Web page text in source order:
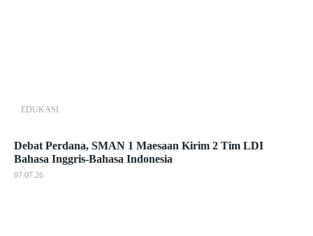
EDUKASI
Debat Perdana, SMAN 1 Maesaan Kirim 2 Tim LDI
Bahasa Inggris-Bahasa Indonesia
07.07.26